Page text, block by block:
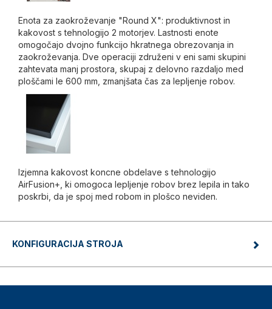
Enota za zaokroževanje "Round X": produktivnost in
kakovost s tehnologijo 2 motorjev. Lastnosti enote
omogočajo dvojno funkcijo hkratnega obrezovanja in
zaokroževanja. Dve operaciji združeni v eni sami skupini
zahtevata manj prostora, skupaj z delovno razdaljo med
ploščami le 600 mm, zmanjšata čas za lepljenje robov.
Izjemna kakovost koncne obdelave s tehnologijo
AirFusion+, ki omogoca lepljenje robov brez lepila in tako
poskrbi, da je spoj med robom in plošco neviden.
KONFIGURACIJA STROJA